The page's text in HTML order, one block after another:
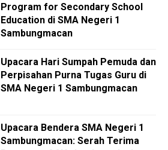
Program for Secondary School
Education di SMA Negeri 1
Sambungmacan
Upacara Hari Sumpah Pemuda dan
Perpisahan Purna Tugas Guru di
SMA Negeri 1 Sambungmacan
Upacara Bendera SMA Negeri 1
Sambungmacan: Serah Terima